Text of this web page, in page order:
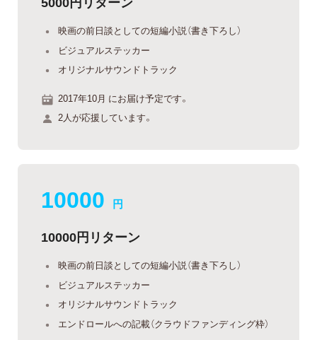
映画の前日談としての短編小説（書き下ろし）
ビジュアルステッカー
オリジナルサウンドトラック
2017年10月 にお届け予定です。
2人が応援しています。
10000 円
10000円リターン
映画の前日談としての短編小説（書き下ろし）
ビジュアルステッカー
オリジナルサウンドトラック
エンドロールへの記載（クラウドファンディング枠）